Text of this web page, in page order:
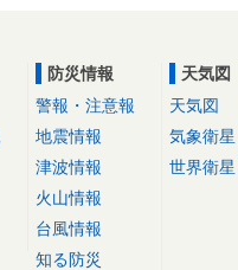
防災情報
警報・注意報
地震情報
津波情報
火山情報
台風情報
知る防災
天気図
天気図
気象衛星
世界衛星